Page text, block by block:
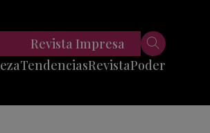
TendenciasRevistaPoder
Revista Impresa